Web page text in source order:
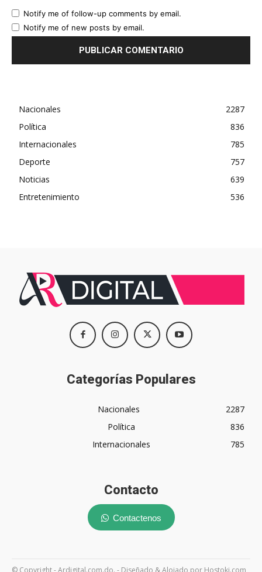
Notify me of follow-up comments by email.
Notify me of new posts by email.
Nacionales
2287
Política
836
Internacionales
785
Deporte
757
Noticias
639
Entretenimiento
536
Categorías Populares
Nacionales
2287
Política
836
Internacionales
785
Contacto
Contactenos
© Copyright - Ardigital.com.do. - Diseñado & Alojado por Hostoki.com